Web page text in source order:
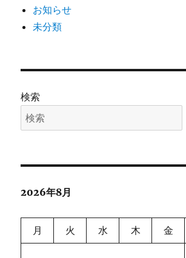
お知らせ
未分類
検索
2026年8月
月 火 水 木 金